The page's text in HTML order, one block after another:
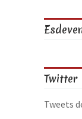
Twitter
Tweets